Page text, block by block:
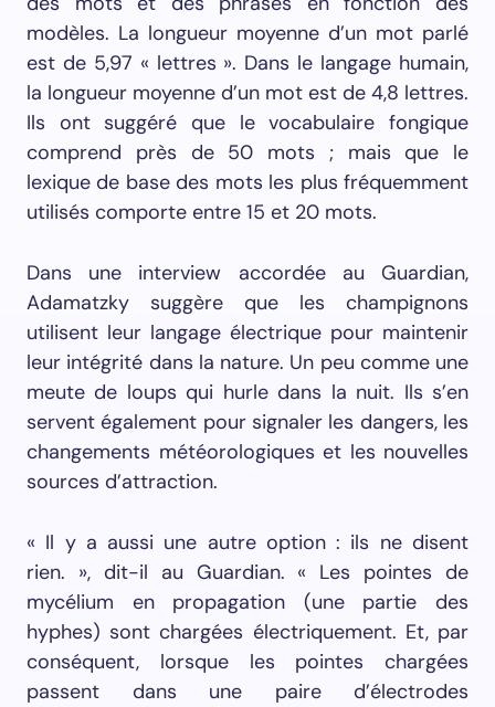
modèles. La longueur moyenne d’un mot parlé
est de 5,97 « lettres ». Dans le langage humain,
la longueur moyenne d’un mot est de 4,8 lettres.
Ils ont suggéré que le vocabulaire fongique
comprend près de 50 mots ; mais que le
lexique de base des mots les plus fréquemment
utilisés comporte entre 15 et 20 mots.
Dans une interview accordée au Guardian,
Adamatzky suggère que les champignons
utilisent leur langage électrique pour maintenir
leur intégrité dans la nature. Un peu comme une
meute de loups qui hurle dans la nuit. Ils s’en
servent également pour signaler les dangers, les
changements météorologiques et les nouvelles
sources d’attraction.
« Il y a aussi une autre option : ils ne disent
rien. », dit-il au Guardian. « Les pointes de
mycélium en propagation (une partie des
hyphes) sont chargées électriquement. Et, par
conséquent, lorsque les pointes chargées
passent dans une paire d’électrodes